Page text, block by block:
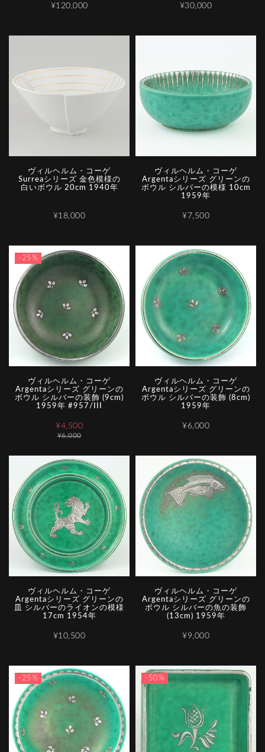
¥120,000 ¥30,000
ヴィルヘルム・コーゲ
Surreaシリーズ 金色模様の
白いボウル 20cm 1940年
¥18,000
ヴィルヘルム・コーゲ
Argentaシリーズ グリーンの
ボウル シルバーの模様 10cm
1959年
¥7,500
-25%
ヴィルヘルム・コーゲ
Argentaシリーズ グリーンの
ボウル シルバーの装飾 (9cm)
1959年 #957/III
¥6,000
¥4,500
ヴィルヘルム・コーゲ
Argentaシリーズ グリーンの
ボウル シルバーの装飾 (8cm)
1959年
¥6,000
ヴィルヘルム・コーゲ
Argentaシリーズ グリーンの
皿 シルバーのライオンの模様
17cm 1954年
¥10,500
ヴィルヘルム・コーゲ
Argentaシリーズ グリーンの
ボウル シルバーの魚の装飾
(13cm) 1959年
¥9,000
-25% -50%